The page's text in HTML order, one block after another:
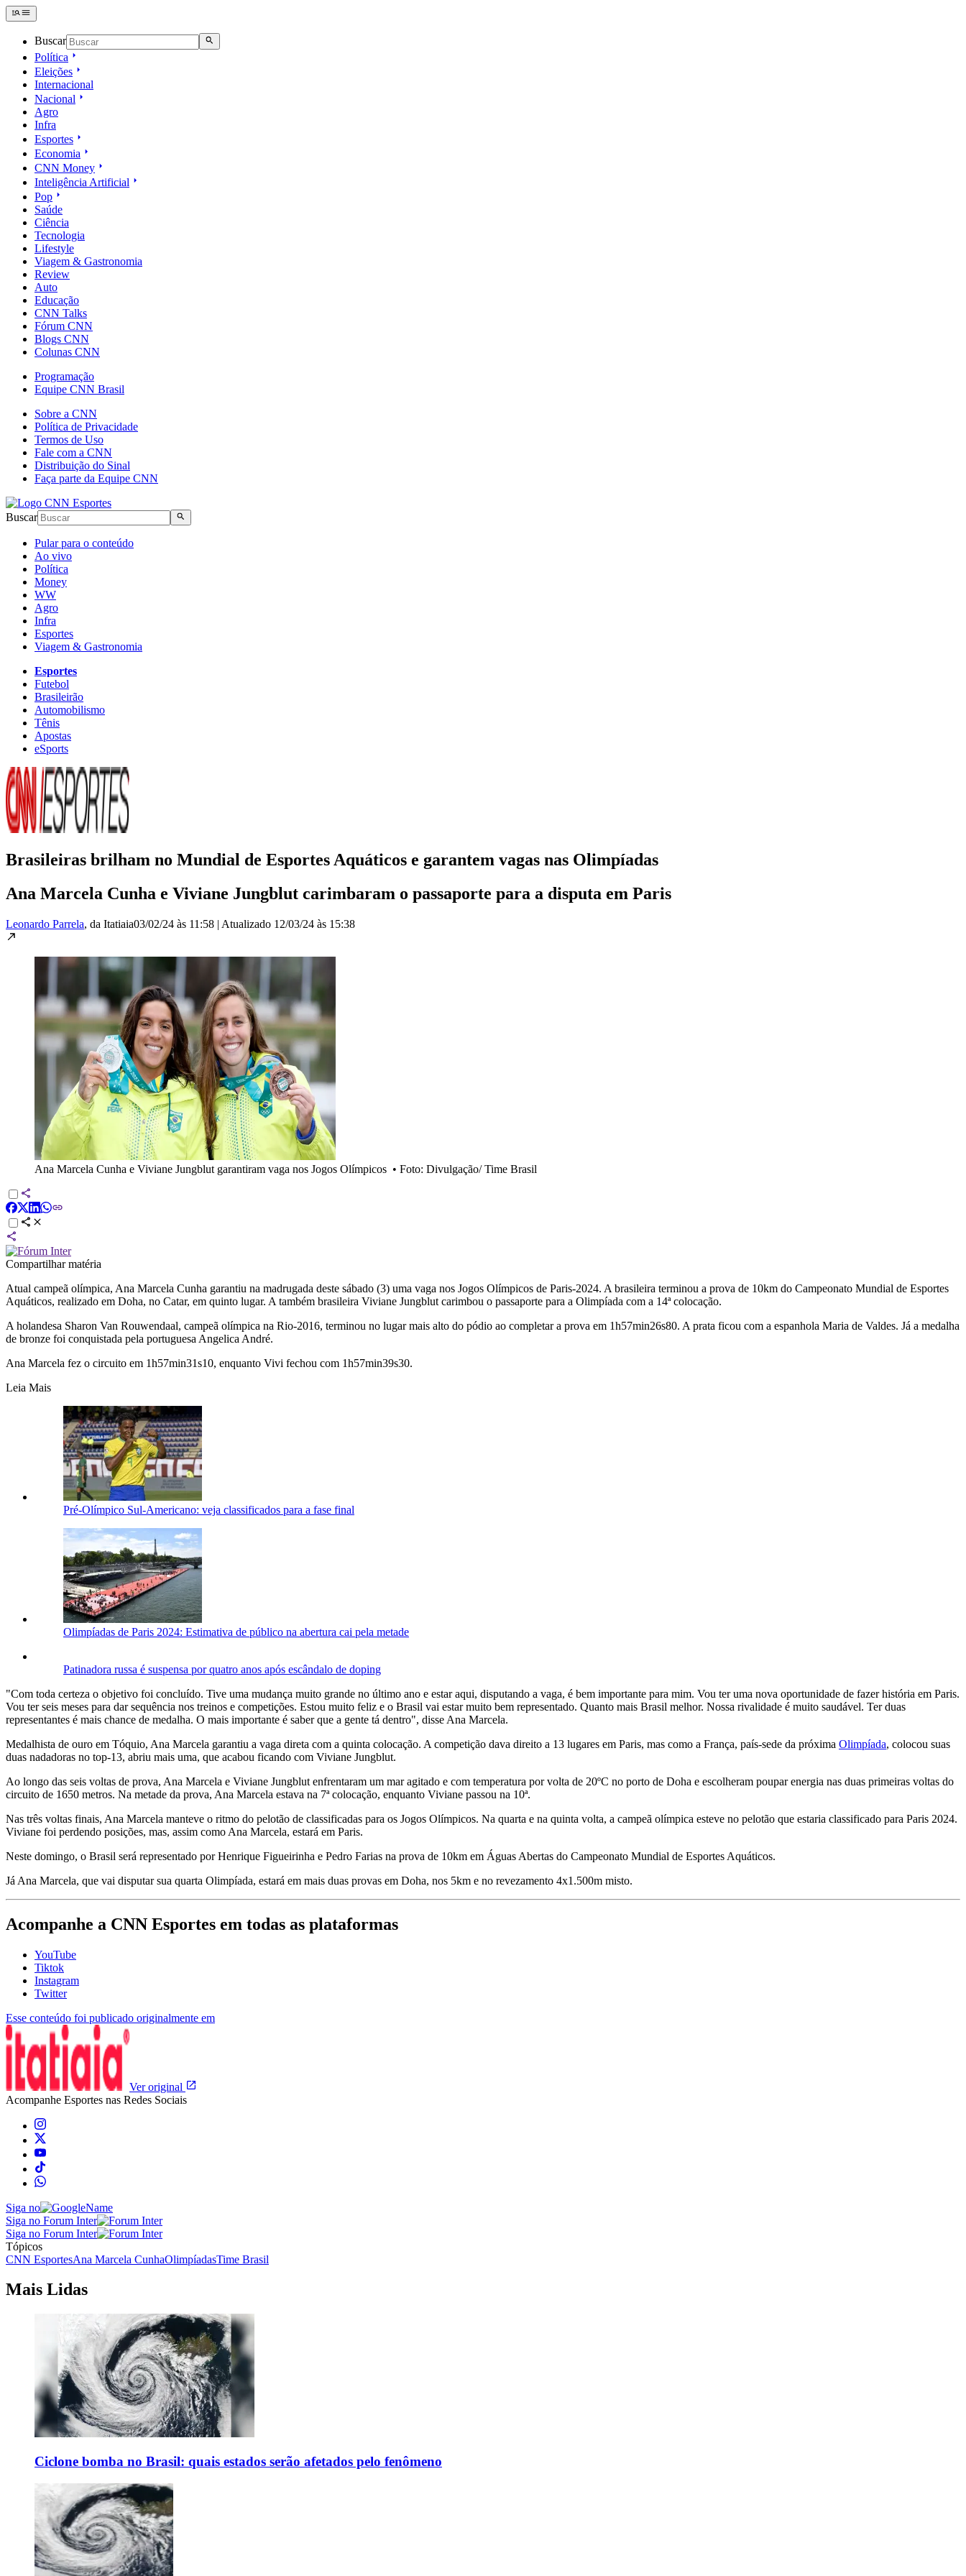
Buscar
Política
Eleições
Internacional
Nacional
Agro
Infra
Esportes
Economia
CNN Money
Inteligência Artificial
Pop
Saúde
Ciência
Tecnologia
Lifestyle
Viagem & Gastronomia
Review
Auto
Educação
CNN Talks
Fórum CNN
Blogs CNN
Colunas CNN
Programação
Equipe CNN Brasil
Sobre a CNN
Política de Privacidade
Termos de Uso
Fale com a CNN
Distribuição do Sinal
Faça parte da Equipe CNN
Buscar
Pular para o conteúdo
Ao vivo
Política
Money
WW
Agro
Infra
Esportes
Viagem & Gastronomia
Esportes
Futebol
Brasileirão
Automobilismo
Tênis
Apostas
eSports
Brasileiras brilham no Mundial de Esportes Aquáticos e garantem vagas nas Olimpíadas
Ana Marcela Cunha e Viviane Jungblut carimbaram o passaporte para a disputa em Paris
Leonardo Parrela, da Itatiaia03/02/24 às 11:58 | Atualizado 12/03/24 às 15:38
Ana Marcela Cunha e Viviane Jungblut garantiram vaga nos Jogos Olímpicos • Foto: Divulgação/ Time Brasil
Compartilhar matéria
Atual campeã olímpica, Ana Marcela Cunha garantiu na madrugada deste sábado (3) uma vaga nos Jogos Olímpicos de Paris-2024. A brasileira terminou a prova de 10km do Campeonato Mundial de Esportes
Aquáticos, realizado em Doha, no Catar, em quinto lugar. A também brasileira Viviane Jungblut carimbou o passaporte para a Olimpíada com a 14ª colocação.
A holandesa Sharon Van Rouwendaal, campeã olímpica na Rio-2016, terminou no lugar mais alto do pódio ao completar a prova em 1h57min26s80. A prata ficou com a espanhola Maria de Valdes. Já a medalha
de bronze foi conquistada pela portuguesa Angelica André.
Ana Marcela fez o circuito em 1h57min31s10, enquanto Vivi fechou com 1h57min39s30.
Leia Mais
Pré-Olímpico Sul-Americano: veja classificados para a fase final
Olimpíadas de Paris 2024: Estimativa de público na abertura cai pela metade
Patinadora russa é suspensa por quatro anos após escândalo de doping
"Com toda certeza o objetivo foi concluído. Tive uma mudança muito grande no último ano e estar aqui, disputando a vaga, é bem importante para mim. Vou ter uma nova oportunidade de fazer história em Paris.
Vou ter seis meses para dar sequência nos treinos e competições. Estou muito feliz e o Brasil vai estar muito bem representado. Quanto mais Brasil melhor. Nossa rivalidade é muito saudável. Ter duas
representantes é mais chance de medalha. O mais importante é saber que a gente tá dentro", disse Ana Marcela.
Medalhista de ouro em Tóquio, Ana Marcela garantiu a vaga direta com a quinta colocação. A competição dava direito a 13 lugares em Paris, mas como a França, país-sede da próxima Olimpíada, colocou suas
duas nadadoras no top-13, abriu mais uma, que acabou ficando com Viviane Jungblut.
Ao longo das seis voltas de prova, Ana Marcela e Viviane Jungblut enfrentaram um mar agitado e com temperatura por volta de 20ºC no porto de Doha e escolheram poupar energia nas duas primeiras voltas do
circuito de 1650 metros. Na metade da prova, Ana Marcela estava na 7ª colocação, enquanto Viviane passou na 10ª.
Nas três voltas finais, Ana Marcela manteve o ritmo do pelotão de classificadas para os Jogos Olímpicos. Na quarta e na quinta volta, a campeã olímpica esteve no pelotão que estaria classificado para Paris 2024.
Viviane foi perdendo posições, mas, assim como Ana Marcela, estará em Paris.
Neste domingo, o Brasil será representado por Henrique Figueirinha e Pedro Farias na prova de 10km em Águas Abertas do Campeonato Mundial de Esportes Aquáticos.
Já Ana Marcela, que vai disputar sua quarta Olimpíada, estará em mais duas provas em Doha, nos 5km e no revezamento 4x1.500m misto.
Acompanhe a CNN Esportes em todas as plataformas
YouTube
Tiktok
Instagram
Twitter
Esse conteúdo foi publicado originalmente em
Ver original
Acompanhe Esportes nas Redes Sociais
Siga no
Siga no Forum Inter
Siga no Forum Inter
Tópicos
CNN EsportesAna Marcela CunhaOlimpíadasTime Brasil
Mais Lidas
Ciclone bomba no Brasil: quais estados serão afetados pelo fenômeno